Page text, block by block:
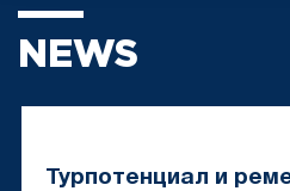
NEWS
Турпотенциал и